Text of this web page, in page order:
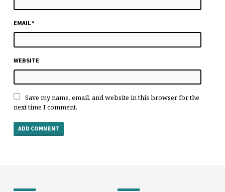
EMAIL*
WEBSITE
Save my name, email, and website in this browser for the
next time I comment.